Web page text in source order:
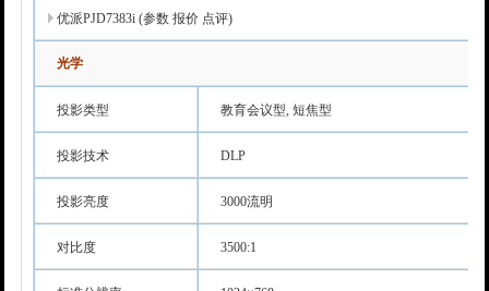
优派PJD7383i (参数 报价 点评)
光学
投影类型 教育会议型, 短焦型
投影技术 DLP
投影亮度 3000流明
对比度 3500:1